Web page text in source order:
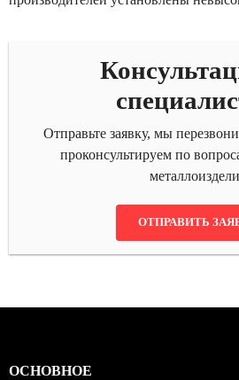
Отправьте заявку, мы
проконсультируем по
ОТПРАВИТЬ
ОСНОВНОЕ